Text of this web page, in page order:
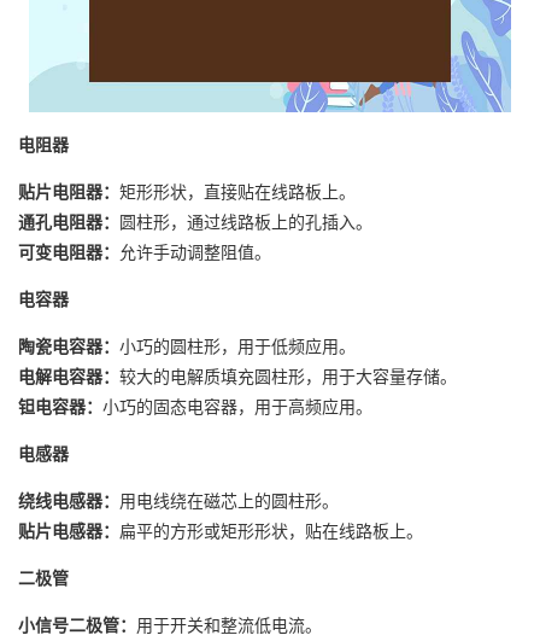
电阻器
贴片电阻器： 矩形形状，直接贴在线路板上。
通孔电阻器： 圆柱形，通过线路板上的孔插入。
可变电阻器： 允许手动调整阻值。
电容器
陶瓷电容器： 小巧的圆柱形，用于低频应用。
电解电容器： 较大的电解质填充圆柱形，用于大容量存储。
钽电容器： 小巧的固态电容器，用于高频应用。
电感器
绕线电感器： 用电线绕在磁芯上的圆柱形。
贴片电感器： 扁平的方形或矩形形状，贴在线路板上。
二极管
小信号二极管： 用于开关和整流低电流。